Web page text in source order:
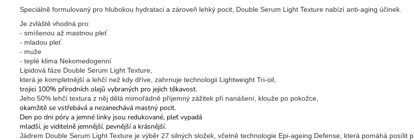
Speciálně formulovaný pro hlubokou hydrataci a zároveň lehký pocit, Double Serum Light Texture nabízí anti-aging účinek.
Je zvláště vhodná pro:
- smíšenou až mastnou pleť
- mladou pleť
- muže
- teplé klima Nekomedogenní
Lipidová fáze Double Serum Light Texture,
která je kompletnější a lehčí než kdy dříve, zahrnuje technologii Lightweight Tri-oil,
trojici 100% přírodních olejů vybraných pro jejich těkavost.
Jeho 50% lehčí textura z něj dělá mimořádně příjemný zážitek při nanášení, klouže po pokožce,
okamžitě se vstřebává a nezanechává mastný pocit.
Den po dni póry a jemné linky jsou redukované, pleť vypadá
mladší, je viditelně jemnější, pevnější a krásnější.
Jádrem Double Serum Light Texture je výběr 27 silných složek, včetně technologie Epi-ageing Defense, která pomáhá